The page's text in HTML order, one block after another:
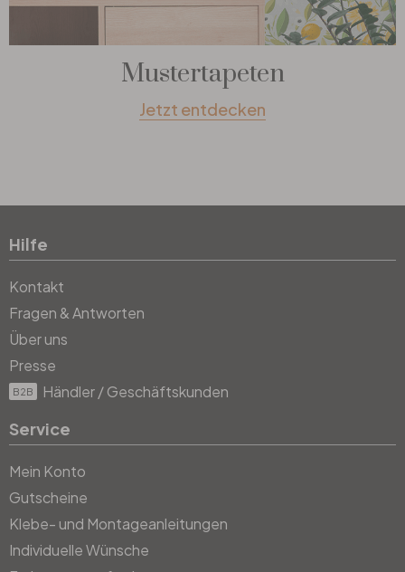
Mustertapeten
Jetzt entdecken
Hilfe
Kontakt
Fragen & Antworten
Über uns
Presse
B2B Händler / Geschäftskunden
Service
Mein Konto
Gutscheine
Klebe- und Montageanleitungen
Individuelle Wünsche